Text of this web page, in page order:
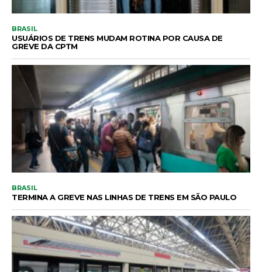
BRASIL
USUÁRIOS DE TRENS MUDAM ROTINA POR CAUSA DE
GREVE DA CPTM
BRASIL
TERMINA A GREVE NAS LINHAS DE TRENS EM SÃO PAULO